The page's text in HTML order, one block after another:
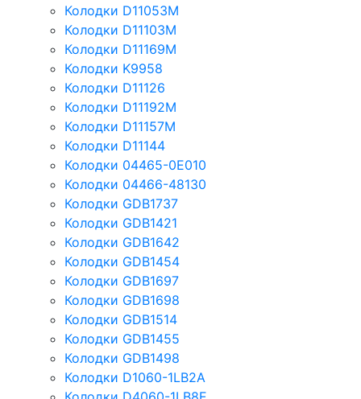
Колодки D11053M
Колодки D11103M
Колодки D11169M
Колодки K9958
Колодки D11126
Колодки D11192M
Колодки D11157M
Колодки D11144
Колодки 04465-0E010
Колодки 04466-48130
Колодки GDB1737
Колодки GDB1421
Колодки GDB1642
Колодки GDB1454
Колодки GDB1697
Колодки GDB1698
Колодки GDB1514
Колодки GDB1455
Колодки GDB1498
Колодки D1060-1LB2A